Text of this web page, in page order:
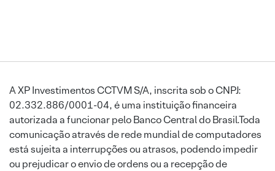
A XP Investimentos CCTVM S/A, inscrita sob o CNPJ:
02.332.886/0001-04, é uma instituição financeira
autorizada a funcionar pelo Banco Central do Brasil.Toda
comunicação através de rede mundial de computadores
está sujeita a interrupções ou atrasos, podendo impedir
ou prejudicar o envio de ordens ou a recepção de